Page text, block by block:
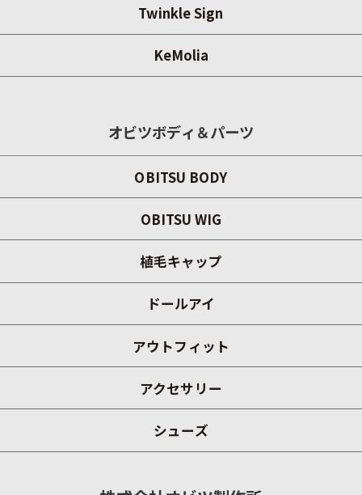
Twinkle Sign
KeMolia
オビツボディ＆パーツ
OBITSU BODY
OBITSU WIG
植毛キャップ
ドールアイ
アウトフィット
アクセサリー
シューズ